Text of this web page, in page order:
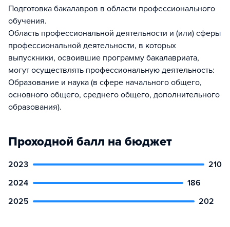
Подготовка бакалавров в области профессионального
обучения.
Область профессиональной деятельности и (или) сферы
профессиональной деятельности, в которых
выпускники, освоившие программу бакалавриата,
могут осуществлять профессиональную деятельность:
Образование и наука (в сфере начального общего,
основного общего, среднего общего, дополнительного
образования).
Проходной балл на бюджет
2023
210
2024
186
2025
202